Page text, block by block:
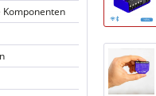
Komponenten